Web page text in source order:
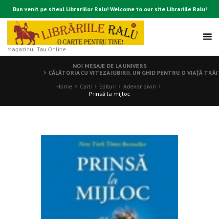
Bun venit pe siteul Librariilor Ralu! Welcome to our site Librariile Ralu!
Magazinul Tau Online
NOI MESAJE DE LA UNIVERS
CĂLĂTORIA CU VITEZA IUBIRII. UN GHID PENTRU O VIAŢĂ
Home
Carti Edituri
Adevar divin
Prinsă la mijloc